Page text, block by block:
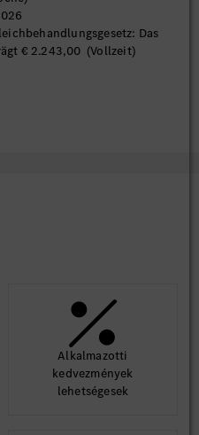
Das
€ 2.243,00 (Vollzeit)
Alkalmazotti
kedvezmények
lehetségesek